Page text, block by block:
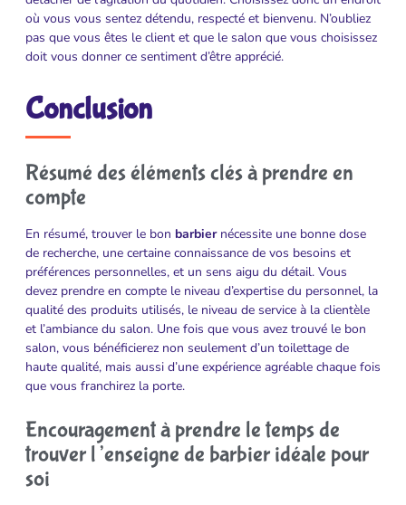
où vous vous sentez détendu, respecté et bienvenu. N’oubliez
pas que vous êtes le client et que le salon que vous choisissez
doit vous donner ce sentiment d’être apprécié.
Conclusion
Résumé des éléments clés à prendre en
compte
En résumé, trouver le bon barbiernécessite une bonne dose
de recherche, une certaine connaissance de vos besoins et
préférences personnelles, et un sens aigu du détail. Vous
devez prendre en compte le niveau d’expertise du personnel, la
qualité des produits utilisés, le niveau de service à la clientèle
et l’ambiance du salon. Une fois que vous avez trouvé le bon
salon, vous bénéficierez non seulement d’un toilettage de
haute qualité, mais aussi d’une expérience agréable chaque fois
que vous franchirez la porte.
Encouragement à prendre le temps de
trouver l’enseigne de barbier idéale pour
soi